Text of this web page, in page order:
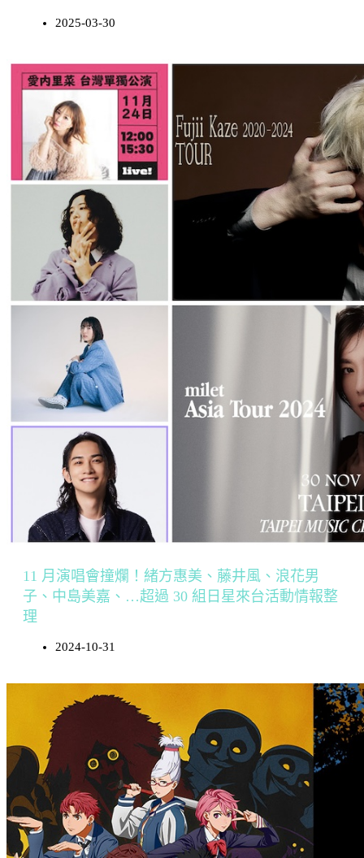
2025-03-30
11 月演唱會撞爛！緒方惠美、藤井風、浪花男
子、中島美嘉、…超過 30 組日星來台活動情報整
理
2024-10-31